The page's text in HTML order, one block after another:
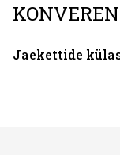
Jaekettide